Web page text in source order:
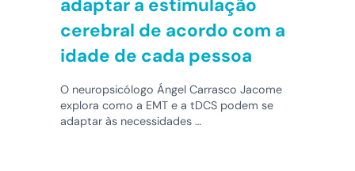
adaptar a estimulação
cerebral de acordo com a
idade de cada pessoa
O neuropsicólogo Ángel Carrasco Jacome
explora como a EMT e a tDCS podem se
adaptar às necessidades …